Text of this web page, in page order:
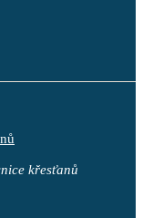
křesťanů